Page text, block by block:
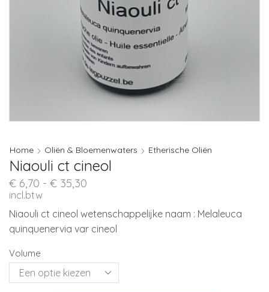
Home Oliën & Bloemenwaters Etherische Oliën
Niaouli ct cineol
€ 6,70 - € 35,30
tot
€ 35,30
incl.btw
Niaouli ct cineol wetenschappelijke naam : Melaleuca
quinquenervia var cineol
Volume